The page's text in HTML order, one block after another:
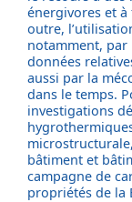
énergivores et
outre,
notamment,
données
aussi par la
dans le temps.
investigations
bâtiment et
campagne de
propriétés de la